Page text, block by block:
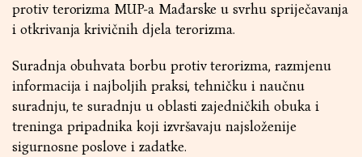
protiv terorizma MUP-a Mađarske u svrhu spriječavanja
i otkrivanja krivičnih djela terorizma.
Suradnja obuhvata borbu protiv terorizma, razmjenu
informacija i najboljih praksi, tehničku i naučnu
suradnju, te suradnju u oblasti zajedničkih obuka i
treninga pripadnika koji izvršavaju najsloženije
sigurnosne poslove i zadatke.